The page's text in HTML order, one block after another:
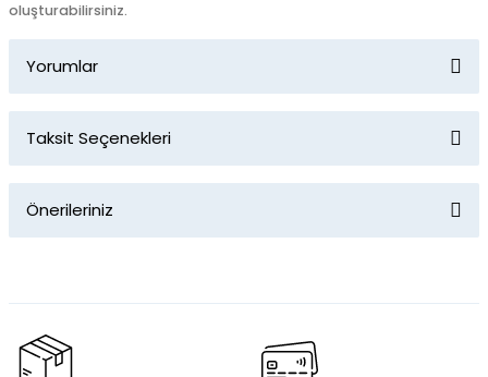
oluşturabilirsiniz.
Yorumlar
Taksit Seçenekleri
Önerileriniz
kullanarak tarafımıza iletebilirsiniz.
Görüş ve önerileriniz için teşekkür ederiz.